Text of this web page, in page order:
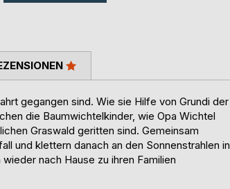
gegangen sind. Wie sie Hilfe von Grundi der
die Baumwichtelkinder, wie Opa Wichtel
Graswald geritten sind. Gemeinsam
und klettern danach an den Sonnenstrahlen in
nach Hause zu ihren Familien